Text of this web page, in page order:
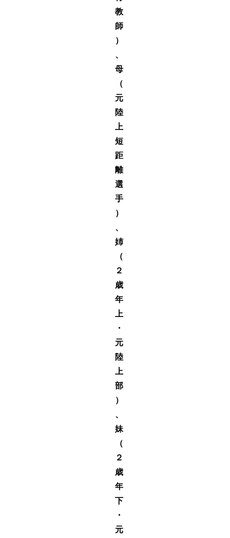
教
師
）
、
母
（
元
陸
上
短
距
離
選
手
）
、
姉
（
２
歳
年
上
・
元
陸
上
部
）
、
妹
（
２
歳
年
下
・
元